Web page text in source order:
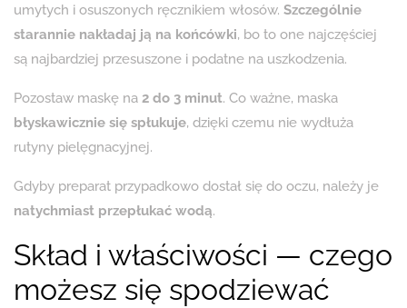
umytych i osuszonych ręcznikiem włosów. Szczególnie
starannie nakładaj ją na końcówki, bo to one najczęściej
są najbardziej przesuszone i podatne na uszkodzenia.
Pozostaw maskę na 2 do 3 minut. Co ważne, maska
błyskawicznie się spłukuje, dzięki czemu nie wydłuża
rutyny pielęgnacyjnej.
Gdyby preparat przypadkowo dostał się do oczu, należy je
natychmiast przepłukać wodą.
Skład i właściwości — czego
możesz się spodziewać